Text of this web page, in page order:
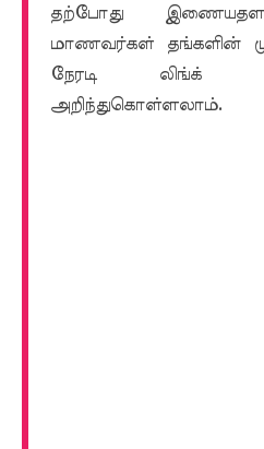
தற்போது
மாணவர்கள் தங்களின்
நேரடி லிங்க்
அறிந்துகொள்ளலாம்.